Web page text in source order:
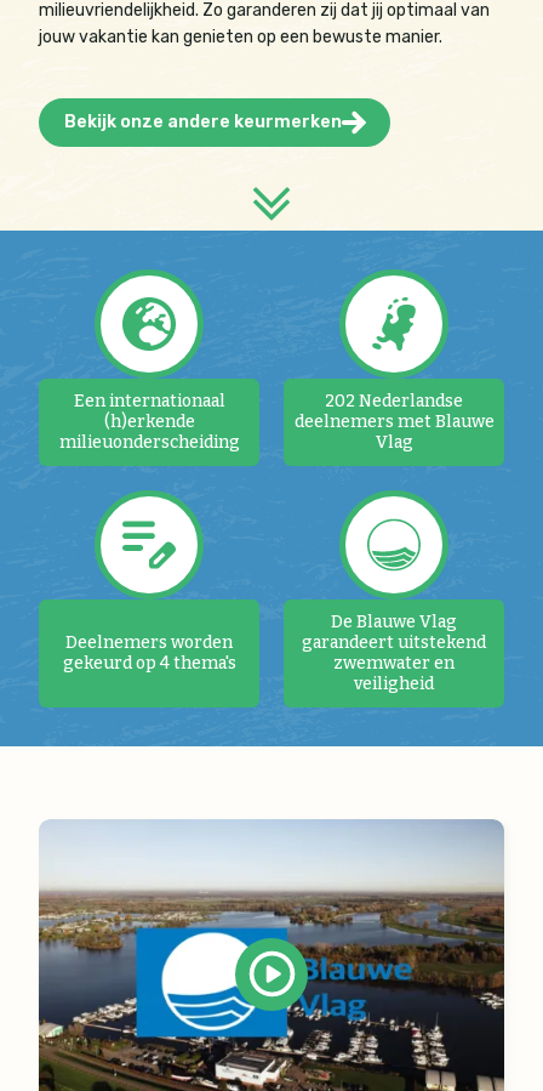
milieuvriendelijkheid. Zo garanderen zij dat jij optimaal van
jouw vakantie kan genieten op een bewuste manier.
Bekijk onze andere keurmerken
Een internationaal
(h)erkende
milieuonderscheiding
202 Nederlandse
deelnemers met Blauwe
Vlag
Deelnemers worden
gekeurd op 4 thema's
De Blauwe Vlag
garandeert uitstekend
zwemwater en
veiligheid